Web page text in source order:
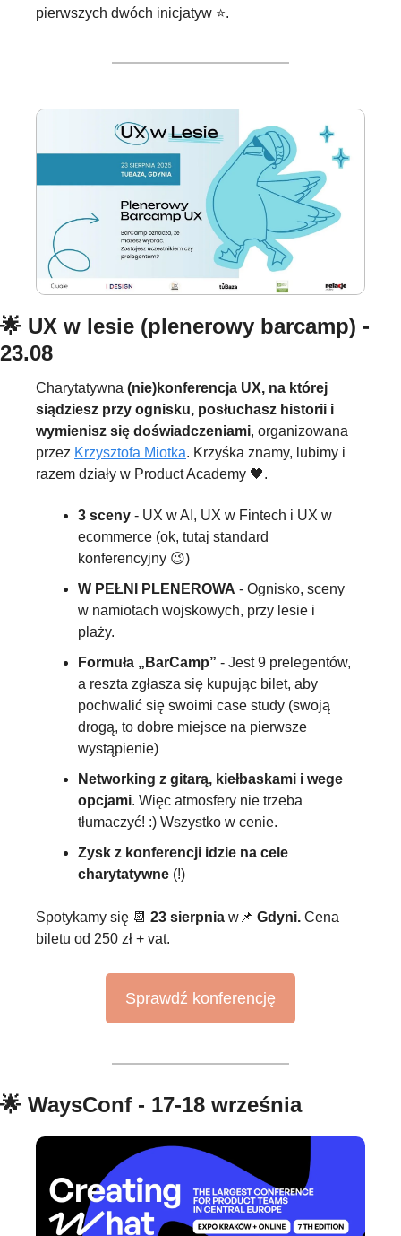
pierwszych dwóch inicjatyw ⭐️.
🌟 UX w lesie (plenerowy barcamp) -
23.08
Charytatywna (nie)konferencja UX, na której
siądziesz przy ognisku, posłuchasz historii i
wymienisz się doświadczeniami, organizowana
przez Krzysztofa Miotka. Krzyśka znamy, lubimy i
razem działy w Product Academy 🖤.
3 sceny - UX w AI, UX w Fintech i UX w
ecommerce (ok, tutaj standard
konferencyjny 😉)
W PEŁNI PLENEROWA - Ognisko, sceny
w namiotach wojskowych, przy lesie i
plaży.
Formuła „BarCamp” - Jest 9 prelegentów,
a reszta zgłasza się kupując bilet, aby
pochwalić się swoimi case study (swoją
drogą, to dobre miejsce na pierwsze
wystąpienie)
Networking z gitarą, kiełbaskami i wege
opcjami. Więc atmosfery nie trzeba
tłumaczyć! :) Wszystko w cenie.
Zysk z konferencji idzie na cele
charytatywne (!)
Spotykamy się 📆 23 sierpnia w 📌 Gdyni. Cena
biletu od 250 zł + vat.
Sprawdź konferencję
🌟 WaysConf - 17-18 września